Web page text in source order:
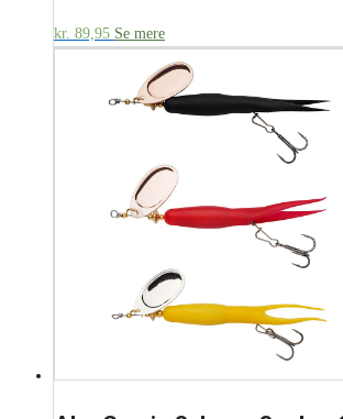
kr. 89,95 Se mere